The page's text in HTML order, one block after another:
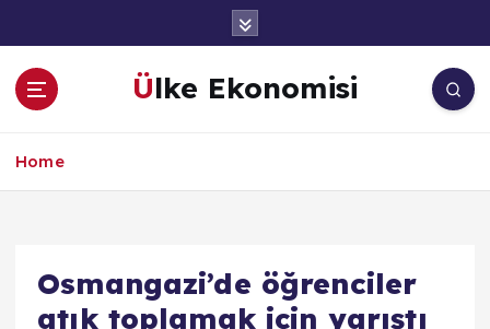
a
Ülke Ekonomisi
Home
Osmangazi’de öğrenciler
atık toplamak için yarıştı